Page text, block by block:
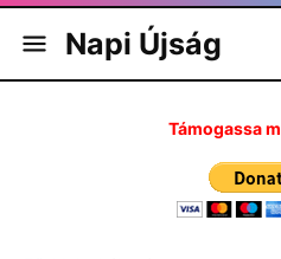
Napi Újság
Támogassa